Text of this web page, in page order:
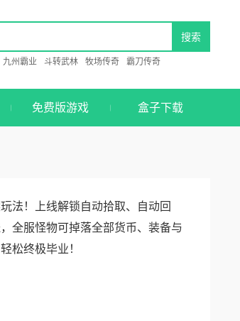
九州霸业 斗转武林 牧场传奇 霸刀传奇
免费版游戏 盒子下载
法！上线解锁自动拾取、自动回
全服怪物可掉落全部货币、装备与
松终极毕业！